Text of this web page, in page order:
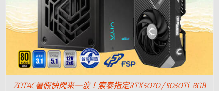
ZOTAC暑假快閃來一波！索泰指定RTX5070/5060Ti 8GB